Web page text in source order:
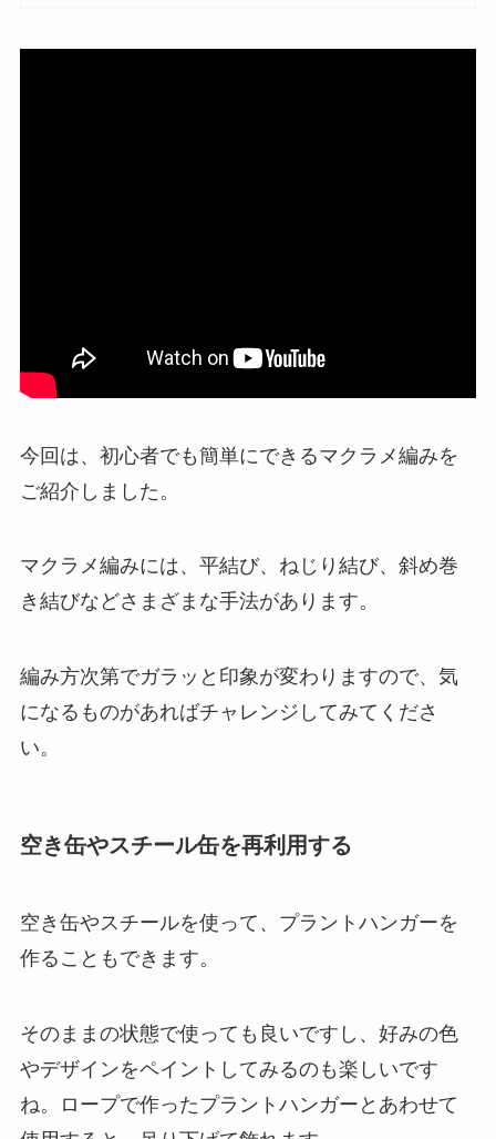
今回は、初心者でも簡単にできるマクラメ編みを
ご紹介しました。
マクラメ編みには、平結び、ねじり結び、斜め巻
き結びなどさまざまな手法があります。
編み方次第でガラッと印象が変わりますので、気
になるものがあればチャレンジしてみてくださ
い。
空き缶やスチール缶を再利用する
空き缶やスチールを使って、プラントハンガーを
作ることもできます。
そのままの状態で使っても良いですし、好みの色
やデザインをペイントしてみるのも楽しいです
ね。
ロープで作ったプラントハンガーとあわせて